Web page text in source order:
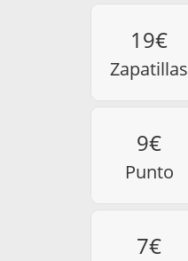
19€
zapatillas
9€
punto
7€